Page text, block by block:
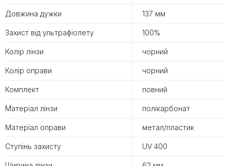
Довжина дужки 137 мм
Захист від ультрафіолету 100%
Колір лінзи чорний
Колір оправи чорний
Комплект повний
Матеріал лінзи полікарбонат
Матеріал оправи метал/пластик
Ступінь захисту UV 400